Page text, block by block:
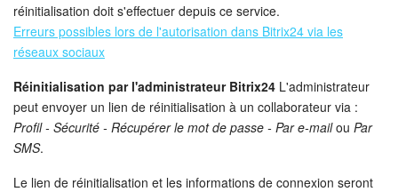
réinitialisation doit s'effectuer depuis ce service.
Erreurs possibles lors de l'autorisation dans Bitrix24 via les
réseaux sociaux
Réinitialisation par l'administrateur Bitrix24 L'administrateur
peut envoyer un lien de réinitialisation à un collaborateur via :
Profil - Sécurité - Récupérer le mot de passe - Par e‑mailou Par
SMS.
Le lien de réinitialisation et les informations de connexion seront